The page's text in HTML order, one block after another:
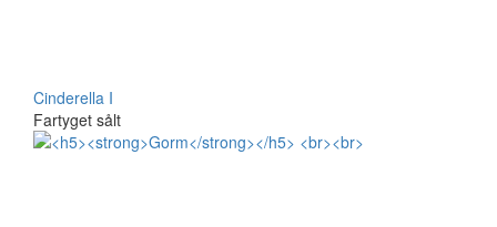
Cinderella I
Fartyget sålt